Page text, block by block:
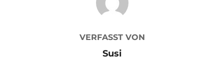
VERFASST VON
Susi